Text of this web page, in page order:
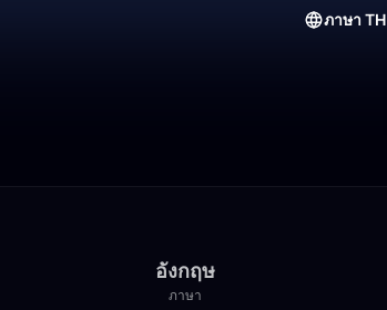
ภาษา TH
อังกฤษ
ภาษา